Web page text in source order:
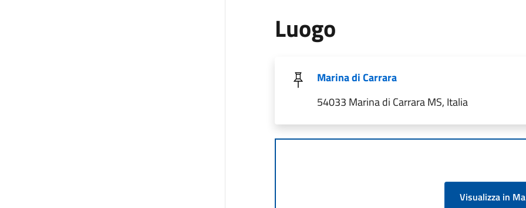
Luogo
Marina di Carrara
54033 Marina di Carrara MS, Italia
Visualizza in